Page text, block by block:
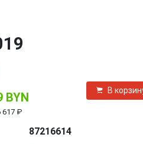
BYN
617 ₽
В
87216614